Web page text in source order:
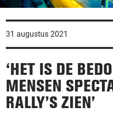
31 augustus 2021
‘HET IS DE
MENSEN
RALLY’S ZIEN’